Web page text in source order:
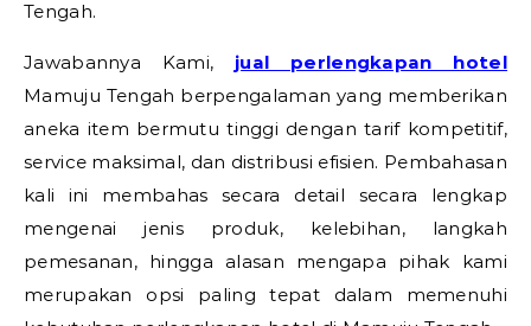
Tengah.
Jawabannya Kami, jual perlengkapan hotel
Mamuju Tengah berpengalaman yang memberikan
aneka item bermutu tinggi dengan tarif kompetitif,
service maksimal, dan distribusi efisien. Pembahasan
kali ini membahas secara detail secara lengkap
mengenai jenis produk, kelebihan, langkah
pemesanan, hingga alasan mengapa pihak kami
merupakan opsi paling tepat dalam memenuhi